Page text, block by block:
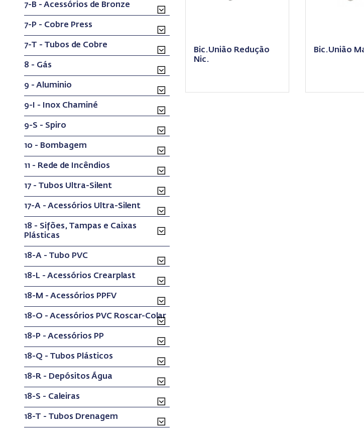
7-B - Acessórios de Bronze
7-P - Cobre Press
7-T - Tubos de Cobre
8 - Gás
9 - Aluminio
9-I - Inox Chaminé
9-S - Spiro
10 - Bombagem
11 - Rede de Incêndios
17 - Tubos Ultra-Silent
17-A - Acessórios Ultra-Silent
18 - Sifões, Tampas e Caixas
Plásticas
18-A - Tubo PVC
18-L - Acessórios Crearplast
18-M - Acessórios PPFV
18-O - Acessórios PVC Roscar-Colar
18-P - Acessórios PP
18-Q - Tubos Plásticos
18-R - Depósitos Água
18-S - Caleiras
18-T - Tubos Drenagem
Bic.União Redução
Nic.
Bic.União